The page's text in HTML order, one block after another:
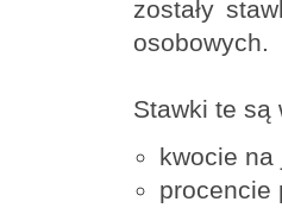
zostały
osobowych.
Stawki te są
kwocie na
procencie